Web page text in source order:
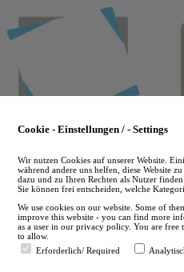
to
main
Cookie - Einstellungen / - Settings
Wir nutzen Cookies auf unserer Website.
während andere uns helfen, diese Website
dazu und zu Ihren Rechten als Nutzer
Sie können frei entscheiden, welche
We use cookies on our website. Some of
improve this website - you can find more
as a user in our privacy policy. You are free
to allow.
Erforderlich/ Required